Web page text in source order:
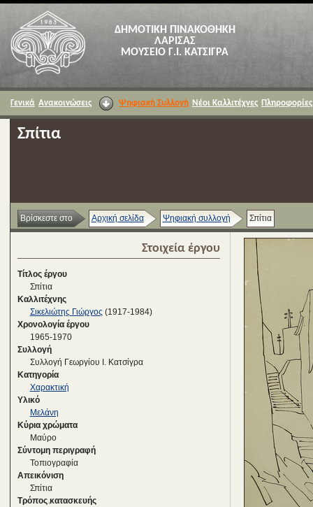
ΔΗΜΟΤΙΚΗ ΠΙΝΑΚΟΘΗΚΗ
ΛΑΡΙΣΑΣ
ΜΟΥΣΕΙΟ Γ.Ι. ΚΑΤΣΙΓΡΑ
Γενικά Ανακοινώσεις Ψηφιακή Συλλογή Νέοι Καλλιτέχνες Πληροφορίες
Σπίτια
Βρίσκεστε στο Αρχική σελίδα Ψηφιακή συλλογή Σπίτια
Στοιχεία έργου
Τίτλος έργου
Σπίτια
Καλλιτέχνης
Σικελιώτης Γιώργος (1917-1984)
Χρονολογία έργου
1965-1970
Συλλογή
Συλλογή Γεωργίου Ι. Κατσίγρα
Κατηγορία
Χαρακτική
Υλικό
Μελάνη
Κύρια χρώματα
Μαύρο
Σύντομη περιγραφή
Τοπιογραφία
Απεικόνιση
Σπίτια
Τρόπος κατασκευής